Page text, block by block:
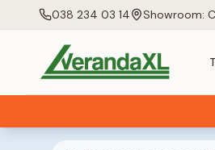
038 234 03 14 Showroom: